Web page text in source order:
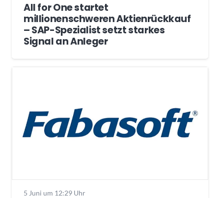
All for One startet
millionenschweren Aktienrückkauf
– SAP-Spezialist setzt starkes
Signal an Anleger
5 Juni um 12:29 Uhr